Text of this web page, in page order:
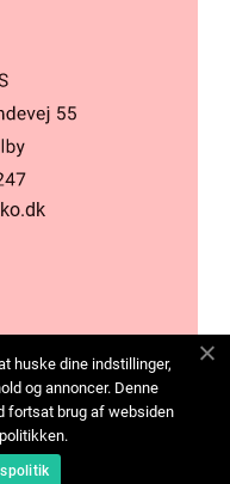
huske dine indstillinger,
og annoncer. Denne
fortsat brug af websiden